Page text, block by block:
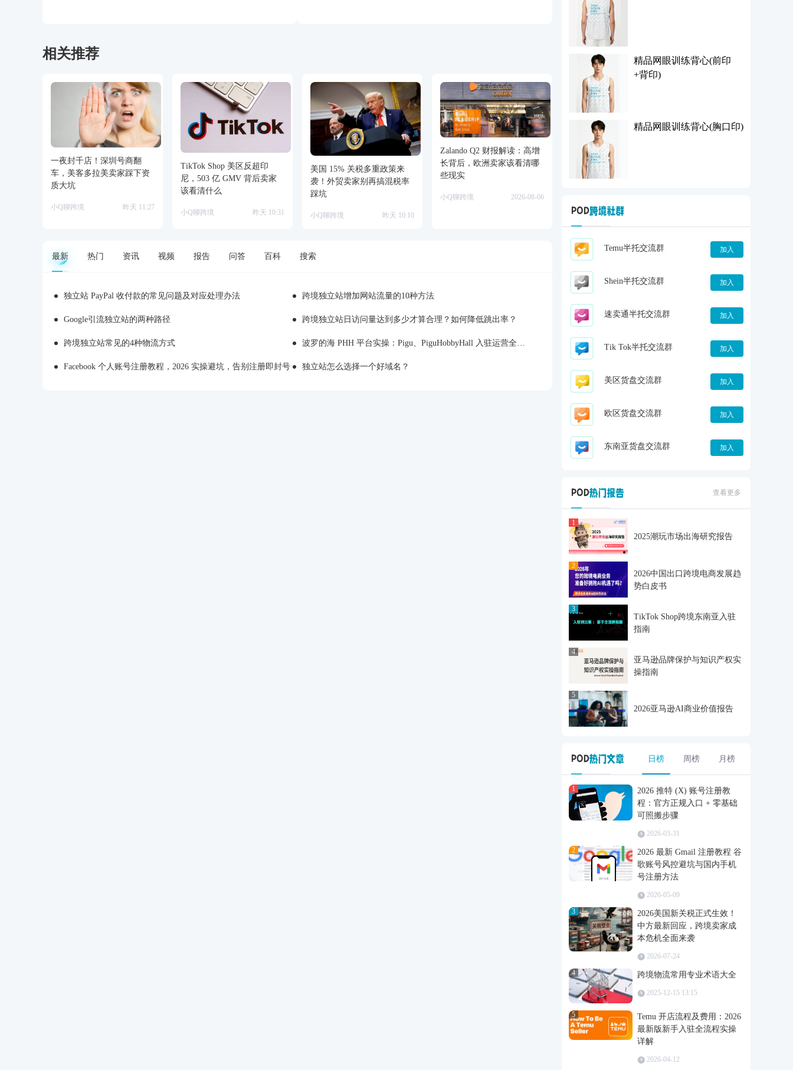
相关推荐
一夜封千店！深圳号商翻
车，美客多拉美卖家踩下资
质大坑
小Q聊跨境 昨天 11:27
TikTok Shop 美区反超印
尼，503 亿 GMV 背后卖家
该看清什么
小Q聊跨境 昨天 10:31
美国 15% 关税多重政策来
袭！外贸卖家别再搞混税率
踩坑
小Q聊跨境 昨天 10:10
Zalando Q2 财报解读：高增
长背后，欧洲卖家该看清哪
些现实
小Q聊跨境 2026-08-06
最新 热门 资讯 视频 报告 问答 百科 搜索
独立站 PayPal 收付款的常见问题及对应处理办法 跨境独立站增加网站流量的10种方法
Google引流独立站的两种路径 跨境独立站日访问量达到多少才算合理？如何降低跳出率？
跨境独立站常见的4种物流方式 波罗的海 PHH 平台实操：Pigu、PiguHobbyHall 入驻运营全解析
Facebook 个人账号注册教程，2026 实操避坑，告别注册即封号 独立站怎么选择一个好域名？
精品网眼训练背心(前印
+背印)
精品网眼训练背心(胸口印)
Temu半托交流群 加入
Shein半托交流群 加入
速卖通半托交流群 加入
Tik Tok半托交流群 加入
美区货盘交流群 加入
欧区货盘交流群 加入
东南亚货盘交流群 加入
查看更多
1
2025潮玩市场出海研究报告
2
2026中国出口跨境电商发展趋
势白皮书
3
TikTok Shop跨境东南亚入驻
指南
4
亚马逊品牌保护与知识产权实
操指南
5
2026亚马逊AI商业价值报告
日榜 周榜 月榜
1
2026 推特 (X) 账号注册教
程：官方正规入口 + 零基础
可照搬步骤
2026-03-31
2
2026 最新 Gmail 注册教程 谷
歌账号风控避坑与国内手机
号注册方法
2026-05-09
3
2026美国新关税正式生效！
中方最新回应，跨境卖家成
本危机全面来袭
2026-07-24
4
跨境物流常用专业术语大全
2025-12-15 13:15
5
Temu 开店流程及费用：2026
最新版新手入驻全流程实操
详解
2026-04-12